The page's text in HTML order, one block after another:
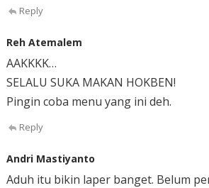
Reply
Reh Atemalem
AAKKKK…
SELALU SUKA MAKAN HOKBEN!
Pingin coba menu yang ini deh.
Reply
Andri Mastiyanto
Aduh itu bikin laper banget. Belum